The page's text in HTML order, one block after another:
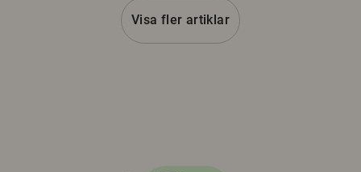
Visa fler artiklar